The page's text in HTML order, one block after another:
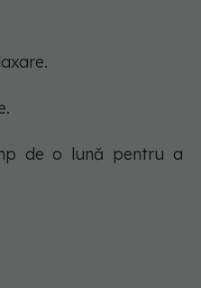
de o lună pentru a